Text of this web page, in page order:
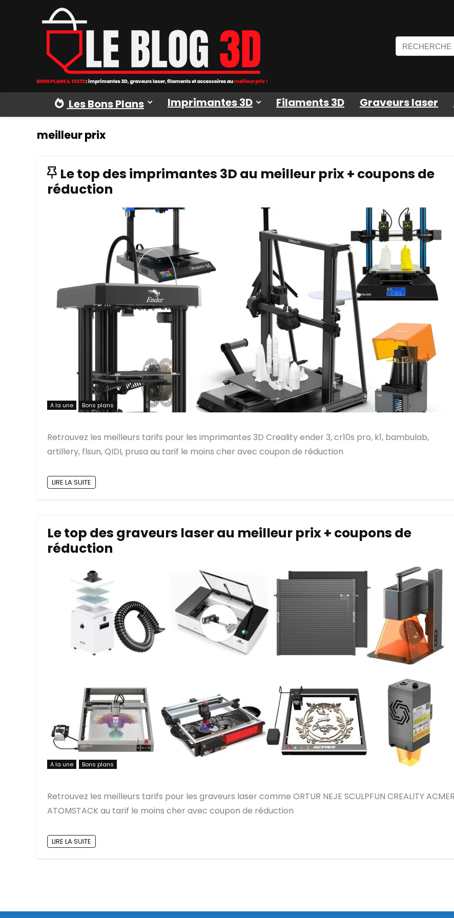
Les Bons Plans Imprimantes 3D Filaments 3D Graveurs laser
meilleur prix
Le top des imprimantes 3D au meilleur prix + coupons de
réduction
A la une Bons plans
Retrouvez les meilleurs tarifs pour les imprimantes 3D Creality ender 3, cr10s pro, k1, bambulab,
artillery, flsun, QIDI, prusa au tarif le moins cher avec coupon de réduction
LIRE LA SUITE
Le top des graveurs laser au meilleur prix + coupons de
réduction
A la une Bons plans
Retrouvez les meilleurs tarifs pour les graveurs laser comme ORTUR NEJE SCULPFUN CREALITY ACMER
ATOMSTACK au tarif le moins cher avec coupon de réduction
LIRE LA SUITE